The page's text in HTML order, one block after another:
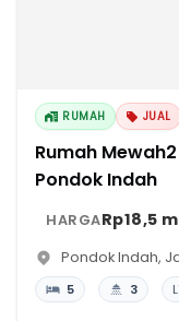
RUMAH JUAL
Rumah
Pondok Indah
HARGARp18,5
Pondok Indah,
5 3